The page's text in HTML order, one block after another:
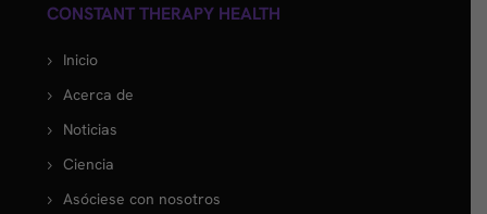
CONSTANT THERAPY HEALTH
Inicio
Acerca de
Noticias
Ciencia
Asóciese con nosotros